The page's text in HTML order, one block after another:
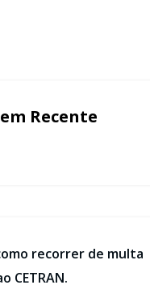
Recente
recorrer de multa
CETRAN.